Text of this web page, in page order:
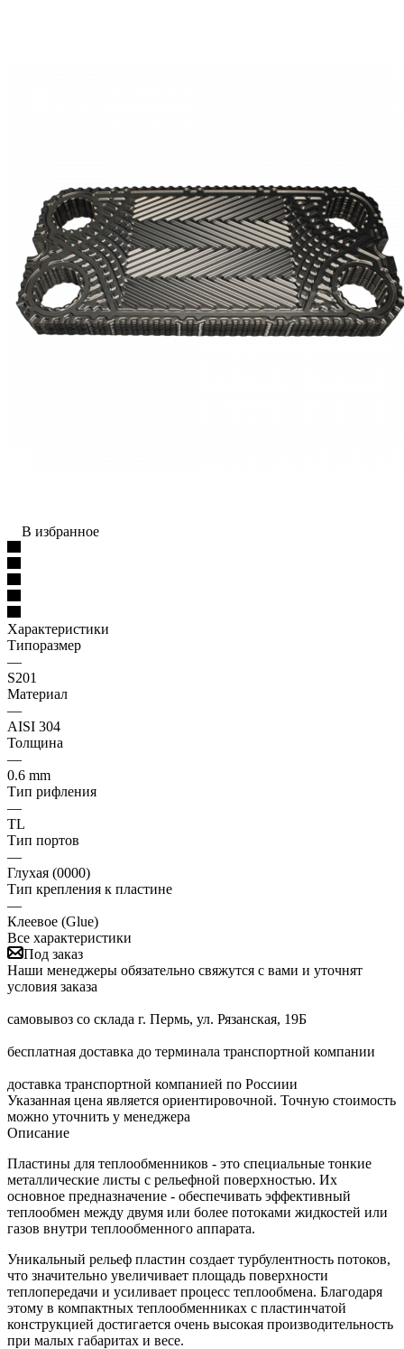
В избранное
Характеристики
Типоразмер
—
S201
Материал
—
AISI 304
Толщина
—
0.6 mm
Тип рифления
—
TL
Тип портов
—
Глухая (0000)
Тип крепления к пластине
—
Клеевое (Glue)
Все характеристики
Под заказ
Наши менеджеры обязательно свяжутся с вами и уточнят
условия заказа
самовывоз со склада г. Пермь, ул. Рязанская, 19Б
бесплатная доставка до терминала транспортной компании
доставка транспортной компанией по Россиии
Указанная цена является ориентировочной. Точную стоимость
можно уточнить у менеджера
Описание
Пластины для теплообменников - это специальные тонкие
металлические листы с рельефной поверхностью. Их
основное предназначение - обеспечивать эффективный
теплообмен между двумя или более потоками жидкостей или
газов внутри теплообменного аппарата.
Уникальный рельеф пластин создает турбулентность потоков,
что значительно увеличивает площадь поверхности
теплопередачи и усиливает процесс теплообмена. Благодаря
этому в компактных теплообменниках с пластинчатой
конструкцией достигается очень высокая производительность
при малых габаритах и весе.